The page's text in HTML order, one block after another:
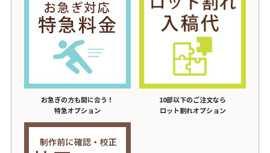
お急ぎの方も間に合う！
特急オプション
10部以下のご注文なら
ロット割れオプション